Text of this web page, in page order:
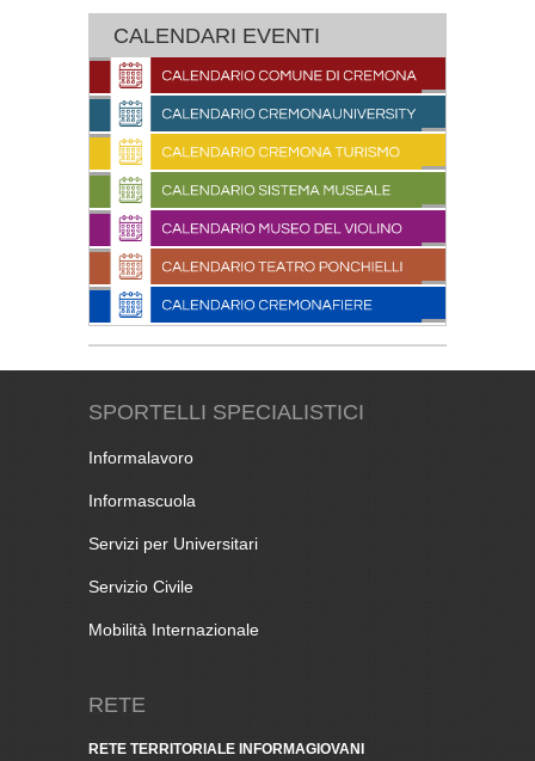
CALENDARI EVENTI
SPORTELLI SPECIALISTICI
Informalavoro
Informascuola
Servizi per Universitari
Servizio Civile
Mobilità Internazionale
RETE
RETE TERRITORIALE INFORMAGIOVANI